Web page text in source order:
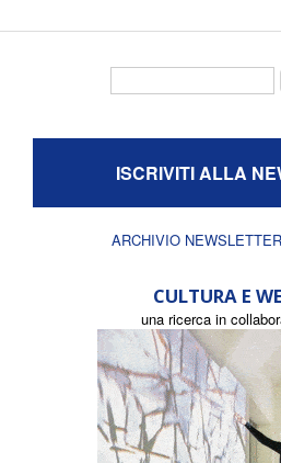
ISCRIVITI ALLA
ARCHIVIO
CULTURA E
una ricerca in